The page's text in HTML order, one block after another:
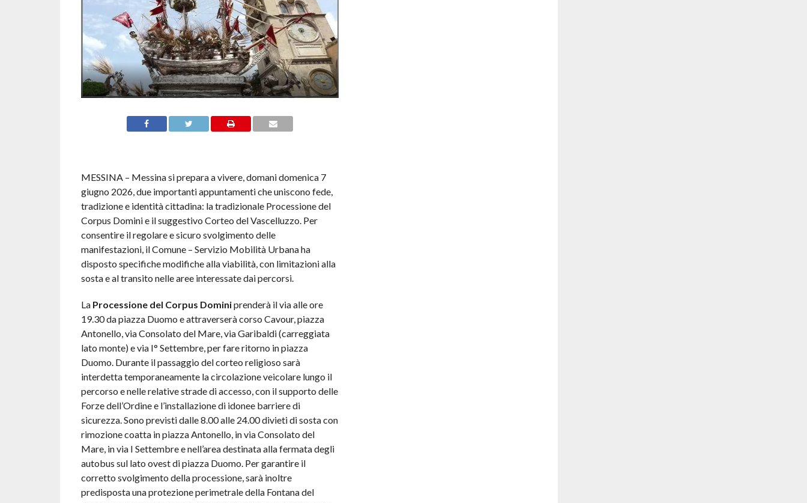
MESSINA – Messina si prepara a vivere, domani domenica 7
giugno 2026, due importanti appuntamenti che uniscono fede,
tradizione e identità cittadina: la tradizionale Processione del
Corpus Domini e il suggestivo Corteo del Vascelluzzo. Per
consentire il regolare e sicuro svolgimento delle
manifestazioni, il Comune – Servizio Mobilità Urbana ha
disposto specifiche modifiche alla viabilità, con limitazioni alla
sosta e al transito nelle aree interessate dai percorsi.
La Processione del Corpus Dominiprenderà il via alle ore
19.30 da piazza Duomo e attraverserà corso Cavour, piazza
Antonello, via Consolato del Mare, via Garibaldi (carreggiata
lato monte) e via I° Settembre, per fare ritorno in piazza
Duomo. Durante il passaggio del corteo religioso sarà
interdetta temporaneamente la circolazione veicolare lungo il
percorso e nelle relative strade di accesso, con il supporto delle
Forze dell’Ordine e l’installazione di idonee barriere di
sicurezza. Sono previsti dalle 8.00 alle 24.00 divieti di sosta con
rimozione coatta in piazza Antonello, in via Consolato del
Mare, in via I Settembre e nell’area destinata alla fermata degli
autobus sul lato ovest di piazza Duomo. Per garantire il
corretto svolgimento della processione, sarà inoltre
predisposta una protezione perimetrale della Fontana del